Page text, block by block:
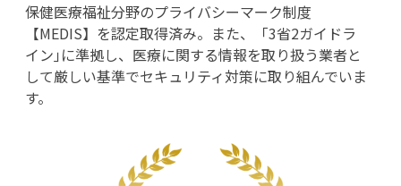
保健医療福祉分野のプライバシーマーク制度
【MEDIS】を認定取得済み。また、「3省2ガイドラ
イン｣に準拠し、医療に関する情報を取り扱う業者と
して厳しい基準でセキュリティ対策に取り組んでいま
す。